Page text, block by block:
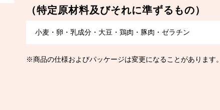
（特定原材料及びそれに準ずるもの）
小麦・卵・乳成分・大豆・鶏肉・豚肉・ゼラチン
※商品の仕様およびパッケージは変更になることがあります。